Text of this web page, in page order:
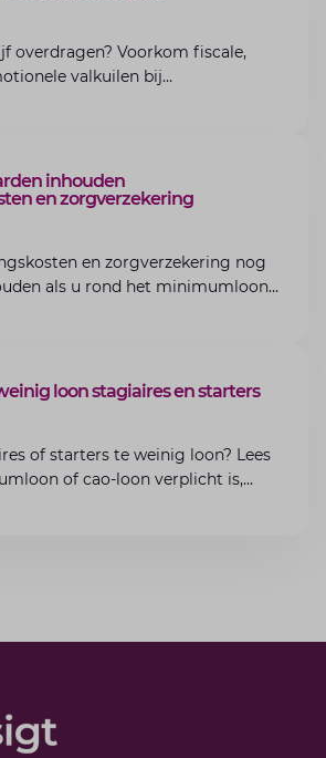
overdragen? Voorkom fiscale,
valkuilen bij
inhouden
en zorgverzekering
en zorgverzekering nog
als u rond het minimumloon
loon stagiaires en starters
of starters te weinig loon? Lees
of cao-loon verplicht is,